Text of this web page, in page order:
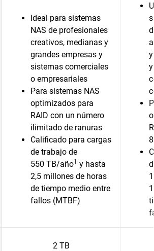
Ideal para sistemas
NAS de profesionales
creativos, medianas y
grandes empresas y
sistemas comerciales
o empresariales
Para sistemas NAS
optimizados para
RAID con un número
ilimitado de ranuras
Calificado para cargas
de trabajo de
550 TB/año1 y hasta
2,5 millones de horas
de tiempo medio entre
fallos (MTBF)
2 TB